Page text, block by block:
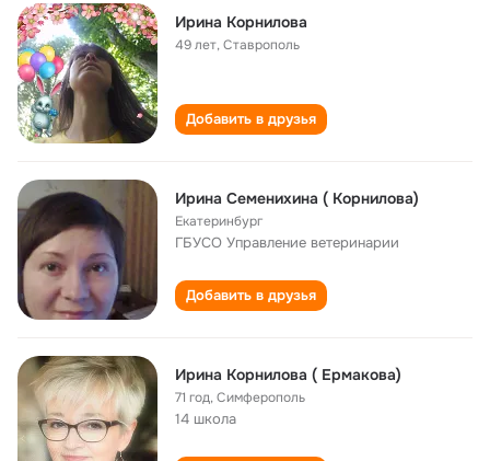
Ирина Корнилова
49 лет,Ставрополь
Добавить в друзья
Ирина Семенихина ( Корнилова)
Екатеринбург
ГБУСО Управление ветеринарии
Добавить в друзья
Ирина Корнилова ( Ермакова)
71 год,Симферополь
14 школа